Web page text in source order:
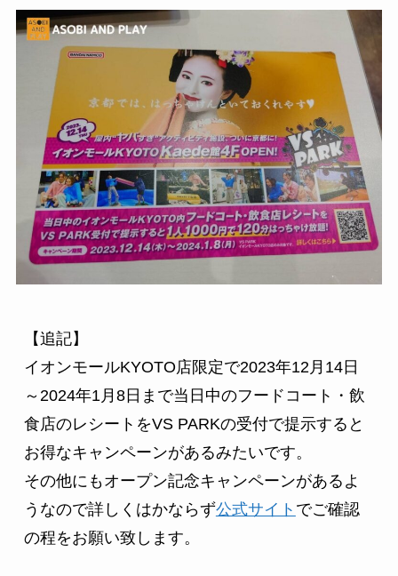
【追記】
イオンモールKYOTO店限定で2023年12月14日
～2024年1月8日まで当日中のフードコート・飲
食店のレシートをVS PARKの受付で提示すると
お得なキャンペーンがあるみたいです。
その他にもオープン記念キャンペーンがあるよ
うなので詳しくはかならず公式サイト でご確認
の程をお願い致します。